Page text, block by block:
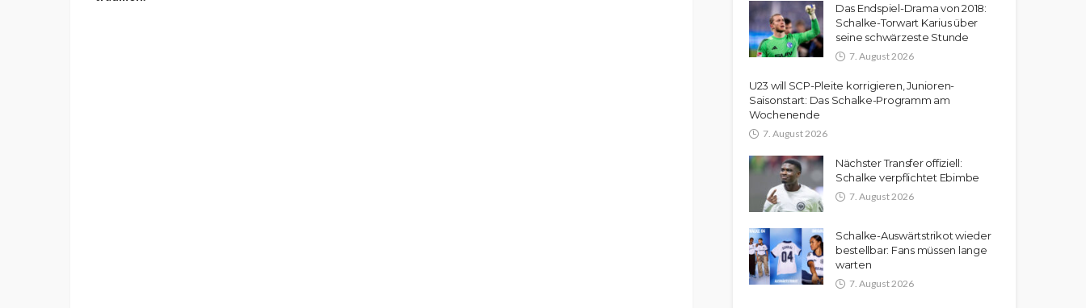
Das Endspiel-Drama von 2018:
Schalke-Torwart Karius über
seine schwärzeste Stunde
7. August 2026
U23 will SCP-Pleite korrigieren, Junioren-
Saisonstart: Das Schalke-Programm am
Wochenende
7. August 2026
Nächster Transfer offiziell:
Schalke verpflichtet Ebimbe
7. August 2026
Schalke-Auswärtstrikot wieder
bestellbar: Fans müssen lange
warten
7. August 2026